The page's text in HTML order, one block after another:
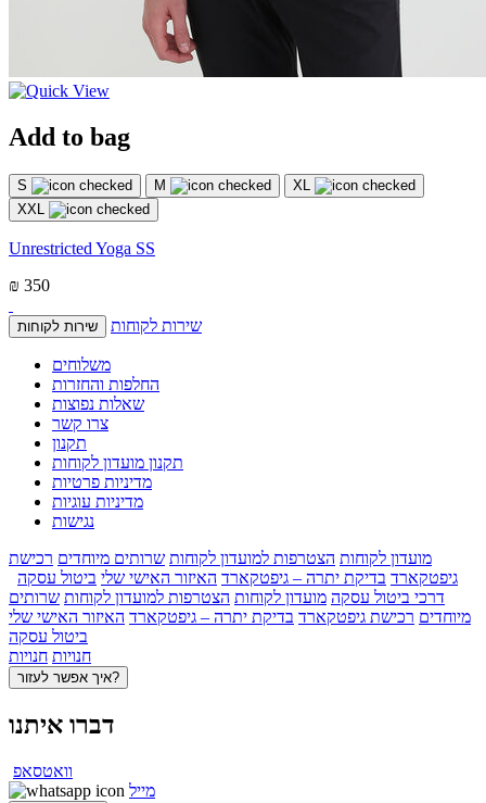
Add to bag
S M
XL
XXL
Unrestricted Yoga SS
₪ 350
שירות לקוחות שירות לקוחות
משלוחים
החלפות והחזרות
שאלות נפוצות
צרו קשר
תקנון
תקנון מועדון לקוחות
מדיניות פרטיות
מדיניות עוגיות
נגישות
מועדון לקוחות הצטרפות למועדון לקוחות שרותים מיוחדים רכישת
גיפטקארד בדיקת יתרה – גיפטקארד האיזור האישי שלי ביטול עסקה
דרכי ביטול עסקה מועדון לקוחות הצטרפות למועדון לקוחות שרותים
מיוחדים רכישת גיפטקארד בדיקת יתרה – גיפטקארד האיזור האישי שלי
ביטול עסקה
חנויות חנויות
איך אפשר לעזור?
דברו איתנו
וואטסאפ
מייל